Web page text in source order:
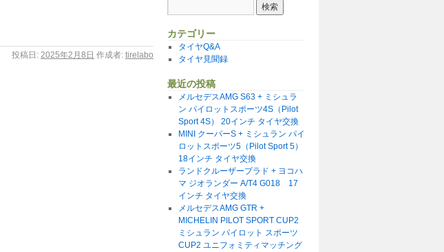
投稿日: 2025年2月8日 作成者: tirelabo
カテゴリー
タイヤQ&A
タイヤ見聞録
最近の投稿
メルセデスAMG S63 + ミシュラ
ン パイロットスポーツ4S（Pilot
Sport 4S） 20インチ タイヤ交換
MINI クーパーS + ミシュラン パイ
ロットスポーツ5（Pilot Sport 5）
18インチ タイヤ交換
ランドクルーザープラド + ヨコハ
マ ジオランダー A/T4 G018 17
インチ タイヤ交換
メルセデスAMG GTR +
MICHELIN PILOT SPORT CUP2
ミシュラン パイロット スポーツ
CUP2 ユニフォミティマッチング